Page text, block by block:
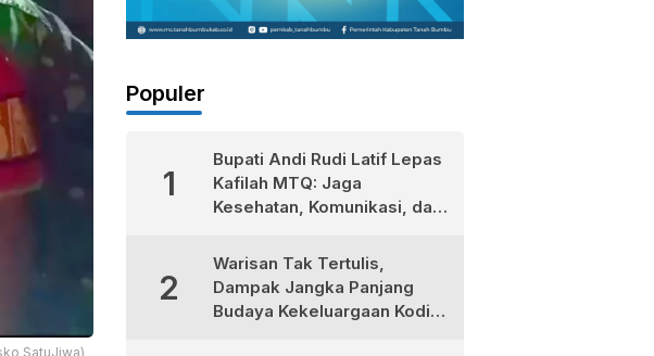
SatuJiwa)
Populer
1
Bupati Andi Rudi Latif Lepas
Kafilah MTQ: Jaga
Kesehatan, Komunikasi, dan
Dunia Akhirat
2
Warisan Tak Tertulis,
Dampak Jangka Panjang
Budaya Kekeluargaan Kodim